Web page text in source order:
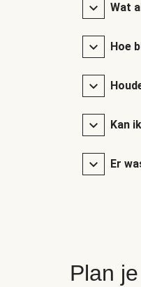
Wat
Hoe
Kan
Er
Plan